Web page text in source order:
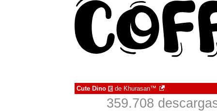
Cute Dino € de Khurasan™
359.708